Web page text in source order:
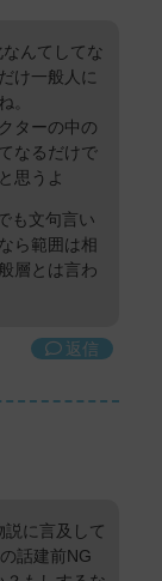
んてしてな
け一般人に
。
ターの中の
なるだけで
思うよ
も文句言い
ら範囲は相
層とは言わ
返信
に言及して
話建前NG